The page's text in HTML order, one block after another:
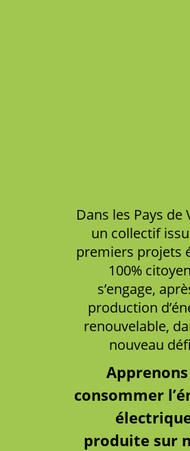
Dans les Pays de
un collectif
premiers projets
100%
s’engage,
production
renouvelable,
nouveau
consommer
produite sur